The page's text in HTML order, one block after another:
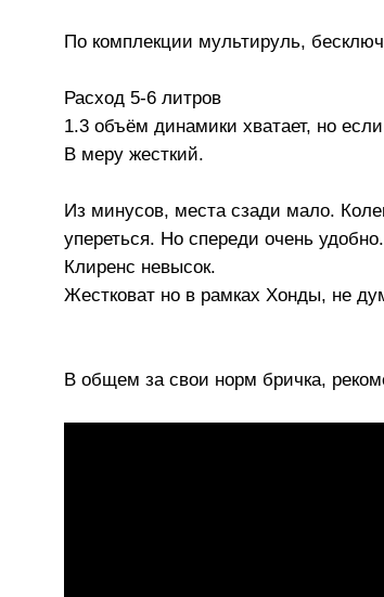
По комплекции мультируль,
Расход 5-6 литров
1.3 объём динамики хватает, но
В меру жесткий.
Из минусов, места сзади мало.
упереться. Но спереди очень
Клиренс невысок.
Жестковат но в рамках Хонды, не
В общем за свои норм бричка,